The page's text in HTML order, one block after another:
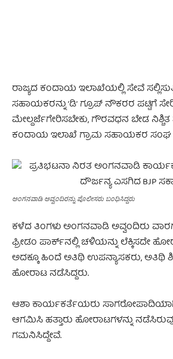
ರಾಜ್ಯದ ಕಂದಾಯ ಇಲಾಖೆಯಲ್ಲಿ ಸೇವೆ
ಸಹಾಯಕರನ್ನು ʼಡಿʼ ಗ್ರೂಪ್‌ ನೌಕರರ ಪಟ್ಟಿಗೆ
ಮೇಲ್ದರ್ಜೆಗೇರಿಸಬೇಕು, ಗೌರವಧನ ಬೇಡ
ಕಂದಾಯ ಇಲಾಖೆ ಗ್ರಾಮ ಸಹಾಯಕರ ಸಂಘ
ಅಂಗನವಾಡಿ ಅವ್ವಂದಿರನ್ನು ಪೊಲೀಸರು ಬಂಧಿಸಿದ್ದರು
ಕಳೆದ ತಿಂಗಳು ಅಂಗನವಾಡಿ ಅವ್ವಂದಿರು
ಫ್ರೀಡಂ ಪಾರ್ಕ್‌ನಲ್ಲಿ ಚಳಿಯನ್ನು ಲೆಕ್ಕಿಸದೇ
ಅದಕ್ಕೂ ಹಿಂದೆ ಅತಿಥಿ ಉಪನ್ಯಾಸಕರು, ಅತಿಥಿ
ಹೋರಾಟ ನಡೆಸಿದ್ದರು.
ಆಶಾ ಕಾರ್ಯಕರ್ತೆಯರು
ಆಗಮಿಸಿ ಹತ್ತಾರು ಹೋರಾಟಗಳನ್ನು
ಗಮನಿಸಿದ್ದೇವೆ.